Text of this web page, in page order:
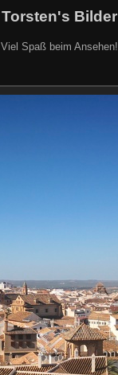
Torsten's Bilder
Viel Spaß beim Ansehen!